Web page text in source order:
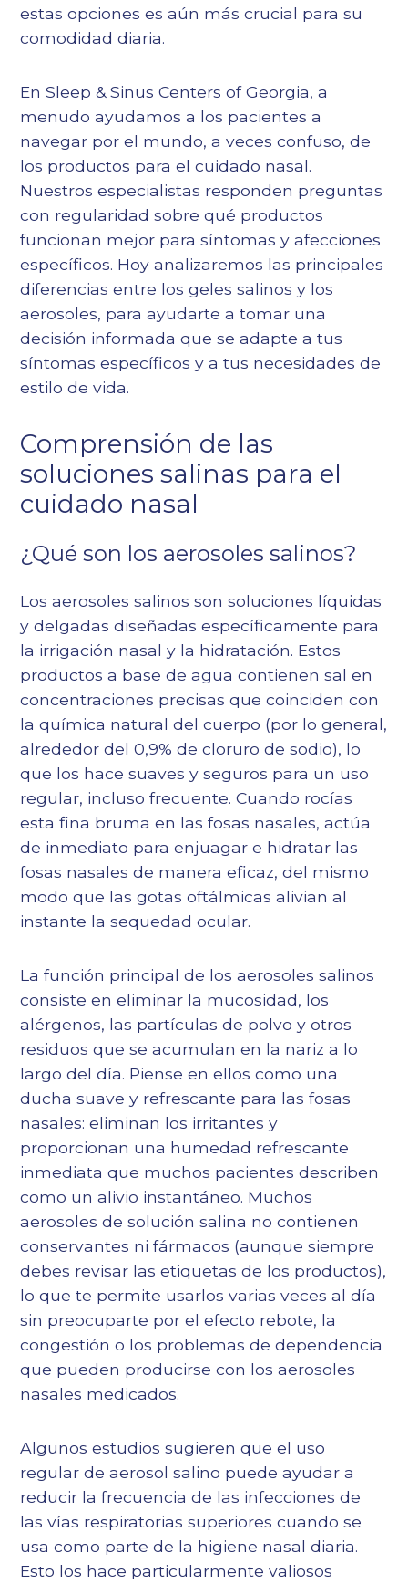
estas opciones es aún más crucial para su
comodidad diaria.
En Sleep & Sinus Centers of Georgia, a
menudo ayudamos a los pacientes a
navegar por el mundo, a veces confuso, de
los productos para el cuidado nasal.
Nuestros especialistas responden preguntas
con regularidad sobre qué productos
funcionan mejor para síntomas y afecciones
específicos. Hoy analizaremos las principales
diferencias entre los geles salinos y los
aerosoles, para ayudarte a tomar una
decisión informada que se adapte a tus
síntomas específicos y a tus necesidades de
estilo de vida.
Comprensión de las
soluciones salinas para el
cuidado nasal
¿Qué son los aerosoles salinos?
Los aerosoles salinos son soluciones líquidas
y delgadas diseñadas específicamente para
la irrigación nasal y la hidratación. Estos
productos a base de agua contienen sal en
concentraciones precisas que coinciden con
la química natural del cuerpo (por lo general,
alrededor del 0,9% de cloruro de sodio), lo
que los hace suaves y seguros para un uso
regular, incluso frecuente. Cuando rocías
esta fina bruma en las fosas nasales, actúa
de inmediato para enjuagar e hidratar las
fosas nasales de manera eficaz, del mismo
modo que las gotas oftálmicas alivian al
instante la sequedad ocular.
La función principal de los aerosoles salinos
consiste en eliminar la mucosidad, los
alérgenos, las partículas de polvo y otros
residuos que se acumulan en la nariz a lo
largo del día. Piense en ellos como una
ducha suave y refrescante para las fosas
nasales: eliminan los irritantes y
proporcionan una humedad refrescante
inmediata que muchos pacientes describen
como un alivio instantáneo. Muchos
aerosoles de solución salina no contienen
conservantes ni fármacos (aunque siempre
debes revisar las etiquetas de los productos),
lo que te permite usarlos varias veces al día
sin preocuparte por el efecto rebote, la
congestión o los problemas de dependencia
que pueden producirse con los aerosoles
nasales medicados.
Algunos estudios sugieren que el uso
regular de aerosol salino puede ayudar a
reducir la frecuencia de las infecciones de
las vías respiratorias superiores cuando se
usa como parte de la higiene nasal diaria.
Esto los hace particularmente valiosos